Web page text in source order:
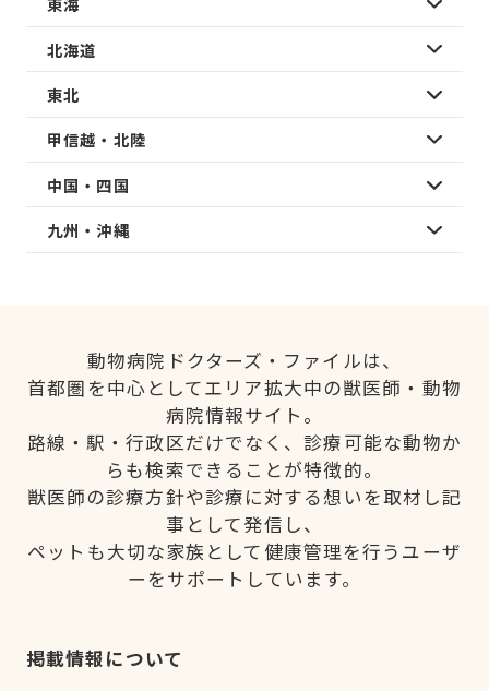
北海道
東北
甲信越・北陸
中国・四国
九州・沖縄
動物病院ドクターズ・ファイルは、
首都圏を中心としてエリア拡大中の獣医師・動物
病院情報サイト。
路線・駅・行政区だけでなく、診療可能な動物か
らも検索できることが特徴的。
獣医師の診療方針や診療に対する想いを取材し記
事として発信し、
ペットも大切な家族として健康管理を行うユーザ
ーをサポートしています。
掲載情報について